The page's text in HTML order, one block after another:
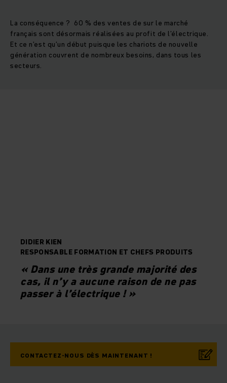
La conséquence ? 60 % des ventes de sur le marché
français sont désormais réalisées au profit de l’électrique.
Et ce n’est qu’un début puisque les chariots de nouvelle
génération couvrent de nombreux besoins, dans tous les
secteurs.
DIDIER KIEN
RESPONSABLE FORMATION ET CHEFS PRODUITS
« Dans une très grande majorité des
cas, il n’y a aucune raison de ne pas
passer à l’électrique ! »
CONTACTEZ-NOUS DÈS MAINTENANT !